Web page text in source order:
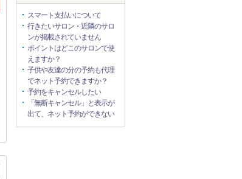
スマート支払いについて
行きたいサロン・近隣のサロ
ンが掲載されていません
ポイントはどこのサロンで使
えますか？
子供や友達の分の予約も代理
でネット予約できますか？
予約をキャンセルしたい
「無断キャンセル」と表示が
出て、ネット予約ができない